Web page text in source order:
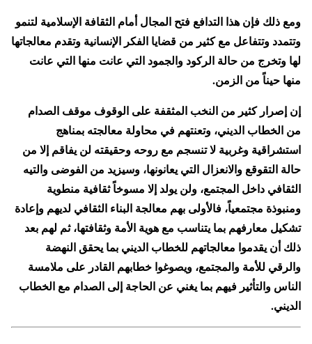
ومع ذلك فإن هذا التدافع فتح المجال أمام الثقافة الإسلامية لتنمو
وتتمدد وتتفاعل مع كثير من قضايا الفكر الإنسانية وتقدم معالجاتها
لها وتخرج من حالة الركود والجمود التي عانت منها التي عانت
منها حيناً من الزمن.
إن إصرار كثير من النخب المثقفة على الوقوف موقف الصدام
من الخطاب الديني، وتعنتهم في محاولة معالجته بمناهج
استشراقية وغربية لا تنسجم مع روحه وحقيقته لن يفاقم إلا من
حالة التقوقع والانعزال التي يعانونها، وسيزيد من الفوضى والتيه
الثقافي داخل المجتمع، ولن يولد إلا مسوخاً ثقافية منطوية
ومنبوذة مجتمعياً، فالأولى بهم معالجة البناء الثقافي لديهم وإعادة
تشكيل معارفهم بما يتناسب مع هوية الأمة وثقافتها، ثم لهم بعد
ذلك أن يقدموا معالجاتهم للخطاب الديني بما يحقق النهضة
والرقي للأمة والمجتمع، ويصوغوا خطابهم القادر على ملامسة
الناس والتأثير فيهم بما يغني عن الحاجة إلى الصدام مع الخطاب
الديني.